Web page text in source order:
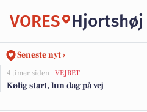
VORES Hjortshøj
Seneste nyt ›
4 timer siden | VEJRET
Kølig start, lun dag på vej